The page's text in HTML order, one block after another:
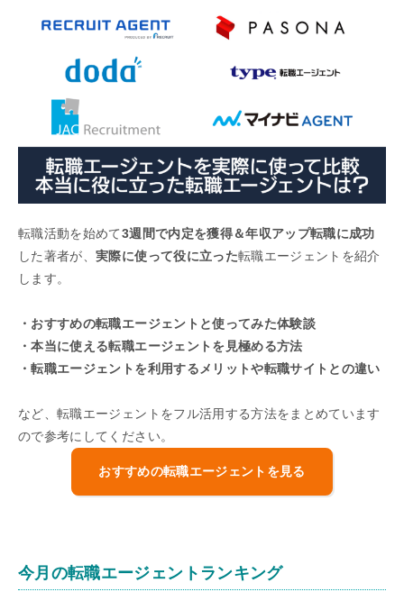
転職活動を始めて3週間で内定を獲得＆年収アップ転職に成功
した著者が、実際に使って役に立った転職エージェントを紹介
します。
・おすすめの転職エージェントと使ってみた体験談
・本当に使える転職エージェントを見極める方法
・転職エージェントを利用するメリットや転職サイトとの違い
など、転職エージェントをフル活用する方法をまとめています
ので参考にしてください。
おすすめの転職エージェントを見る
今月の転職エージェントランキング